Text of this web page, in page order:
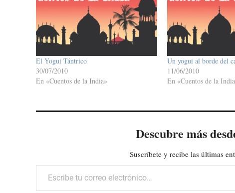
El Yogui Tántrico
30/07/2010
En «Cuentos de la India»
Un yogui al borde del
11/06/2010
En «Cuentos de la
Descubre más
Suscríbete y recibe las últimas
Escribe tu correo electrónico…